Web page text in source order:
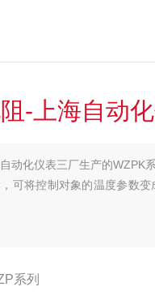
-上海自动
自动化仪表三厂生产的
可将控制对象的温度参数
系列